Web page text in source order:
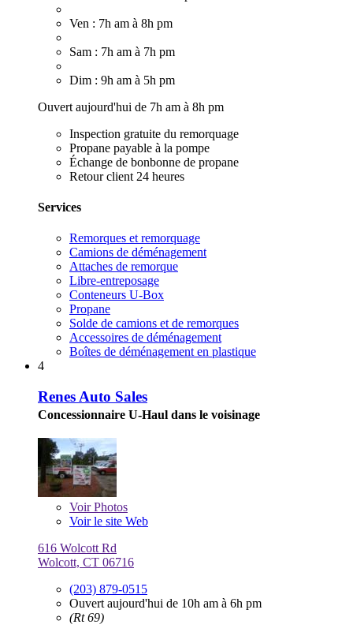
Ven : 7h am à 8h pm
Sam : 7h am à 7h pm
Dim : 9h am à 5h pm
Ouvert aujourd'hui de 7h am à 8h pm
Inspection gratuite du remorquage
Propane payable à la pompe
Échange de bonbonne de propane
Retour client 24 heures
Services
Remorques et remorquage
Camions de déménagement
Attaches de remorque
Libre-entreposage
Conteneurs U-Box
Propane
Solde de camions et de remorques
Accessoires de déménagement
Boîtes de déménagement en plastique
4
Renes Auto Sales
Concessionnaire U-Haul dans le voisinage
VoirPhotos
Voir le site Web
616 Wolcott Rd
Wolcott, CT 06716
(203) 879-0515
Ouvert aujourd'hui de 10h am à 6h pm
(Rt 69)